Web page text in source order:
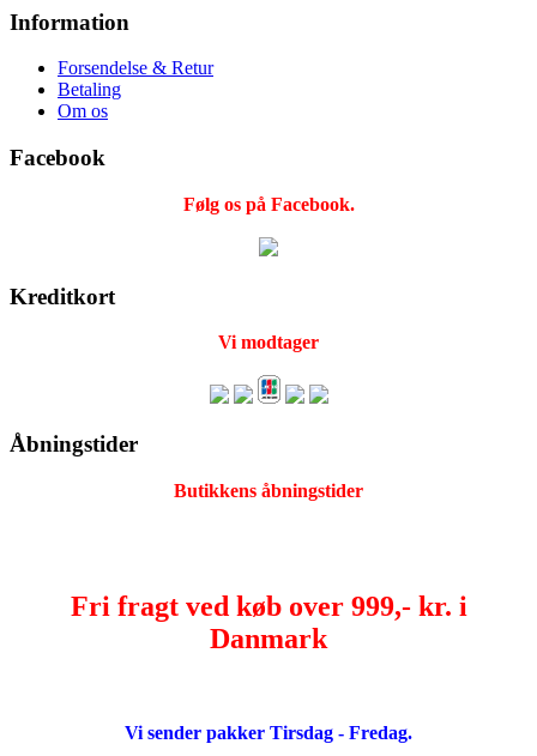
Information
Forsendelse & Retur
Betaling
Om os
Facebook
Følg os på Facebook.
Kreditkort
Vi modtager
Åbningstider
Butikkens åbningstider
Fri fragt ved køb over 999,- kr. i
Danmark
Vi sender pakker Tirsdag - Fredag.